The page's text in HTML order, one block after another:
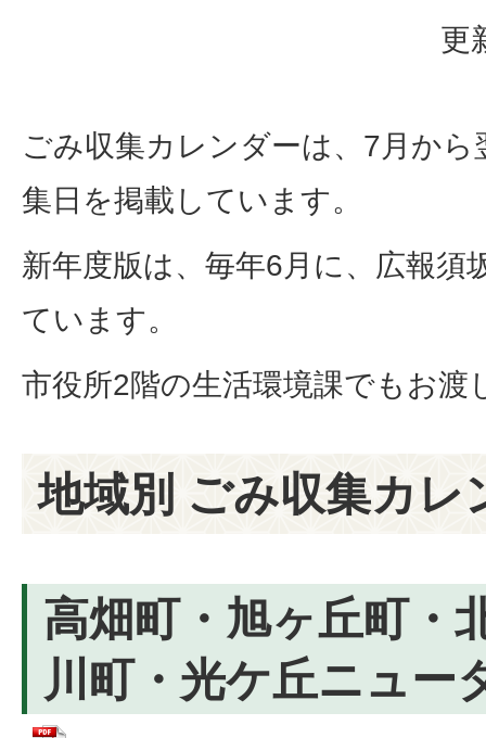
更
ごみ収集カレンダーは、7月か
集日を掲載しています。
新年度版は、毎年6月に、広報須
ています。
市役所2階の生活環境課でもお渡
地域別 ごみ収集カレ
高畑町・旭ヶ丘町・
川町・光ケ丘ニュー